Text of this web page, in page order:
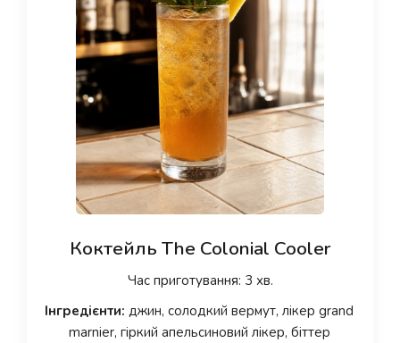
Коктейль The Colonial Cooler
Час приготування: 3 хв.
Інгредієнти: джин, солодкий вермут, лікер grand
marnier, гіркий апельсиновий лікер, біттер